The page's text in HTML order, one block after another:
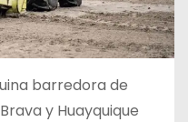
barredora de
y Huayquique